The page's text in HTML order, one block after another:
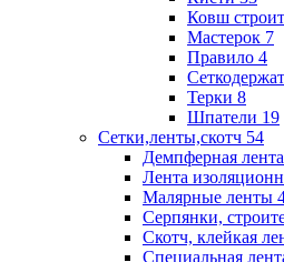
Ковш
Мастерок 7
Правило 4
Терки 8
Шпатели 19
Сетки,ленты,скотч 54
Демпферная лента
Лента
Малярные ленты
Серпянки,
Скотч, клейкая
Специальная